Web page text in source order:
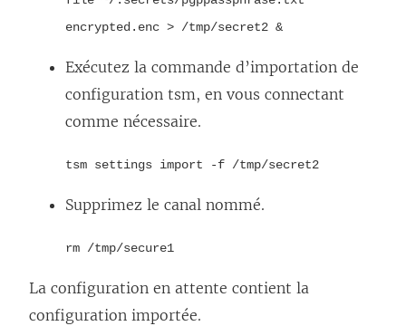
encrypted.enc > /tmp/secret2 &
Exécutez la commande d’importation de
configuration tsm, en vous connectant
comme nécessaire.
tsm settings import -f /tmp/secret2
Supprimez le canal nommé.
rm /tmp/secure1
La configuration en attente contient la
configuration importée.